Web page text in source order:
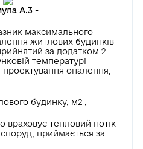
А.3 -
максимального
житлових будинків
за додатком 2
температурі
проектування опалення,
будинку, м2 ;
враховує тепловий потік
приймається за